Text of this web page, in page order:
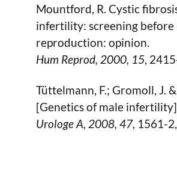
Mountford, R. Cystic
infertility: screening before
reproduction: opinion.
Hum Reprod, 2000, 15,
Tüttelmann, F.; Gromoll, J.
[Genetics of male
Urologe A, 2008, 47, 1561-